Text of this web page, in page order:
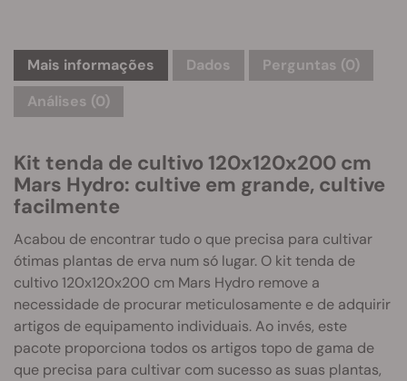
Mais informações Dados Perguntas (0)
Análises (0)
Kit tenda de cultivo 120x120x200 cm
Mars Hydro: cultive em grande, cultive
facilmente
Acabou de encontrar tudo o que precisa para cultivar
ótimas plantas de erva num só lugar. O kit tenda de
cultivo 120x120x200 cm Mars Hydro remove a
necessidade de procurar meticulosamente e de adquirir
artigos de equipamento individuais. Ao invés, este
pacote proporciona todos os artigos topo de gama de
que precisa para cultivar com sucesso as suas plantas,